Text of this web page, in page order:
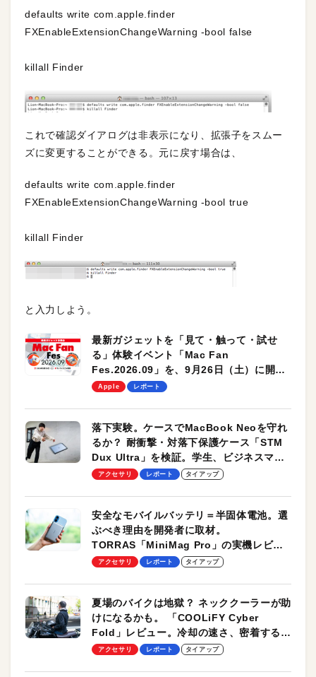
defaults write com.apple.finder
FXEnableExtensionChangeWarning -bool false
killall Finder
これで確認ダイアログは非表示になり、拡張子をスムー
ズに変更することができる。元に戻す場合は、
defaults write com.apple.finder
FXEnableExtensionChangeWarning -bool true
killall Finder
と入力しよう。
最新ガジェットを「見て・触って・試せ
る」体験イベント「Mac Fan
Fes.2026.09」を、9月26日（土）に開催
します！
Apple レポート
落下実験。ケースでMacBook Neoを守れ
るか？ 耐衝撃・対落下保護ケース「STM
Dux Ultra」を検証。学生、ビジネスマン
のモバイルユースに最適！
アクセサリ レポート タイアップ
安全なモバイルバッテリ＝半固体電池。選
ぶべき理由を開発者に取材。
TORRAS「MiniMag Pro」の実機レビュ
ーも
アクセサリ レポート タイアップ
夏場のバイクは地獄？ ネッククーラーが助
けになるかも。 「COOLiFY Cyber
Fold」レビュー。冷却の速さ、密着する冷
却プレート、シンプルな操作性がグッド！
アクセサリ レポート タイアップ